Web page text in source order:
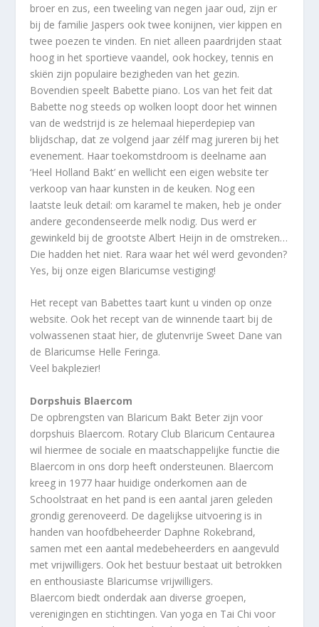
broer en zus, een tweeling van negen jaar oud, zijn er
bij de familie Jaspers ook twee konijnen, vier kippen en
twee poezen te vinden. En niet alleen paardrijden staat
hoog in het sportieve vaandel, ook hockey, tennis en
skiën zijn populaire bezigheden van het gezin.
Bovendien speelt Babette piano. Los van het feit dat
Babette nog steeds op wolken loopt door het winnen
van de wedstrijd is ze helemaal hieperdepiep van
blijdschap, dat ze volgend jaar zélf mag jureren bij het
evenement. Haar toekomstdroom is deelname aan
‘Heel Holland Bakt’ en wellicht een eigen website ter
verkoop van haar kunsten in de keuken. Nog een
laatste leuk detail: om karamel te maken, heb je onder
andere gecondenseerde melk nodig. Dus werd er
gewinkeld bij de grootste Albert Heijn in de omstreken…
Die hadden het niet. Rara waar het wél werd gevonden?
Yes, bij onze eigen Blaricumse vestiging!
Het recept van Babettes taart kunt u vinden op onze
website. Ook het recept van de winnende taart bij de
volwassenen staat hier, de glutenvrije Sweet Dane van
de Blaricumse Helle Feringa.
Veel bakplezier!
Dorpshuis Blaercom
De opbrengsten van Blaricum Bakt Beter zijn voor
dorpshuis Blaercom. Rotary Club Blaricum Centaurea
wil hiermee de sociale en maatschappelijke functie die
Blaercom in ons dorp heeft ondersteunen. Blaercom
kreeg in 1977 haar huidige onderkomen aan de
Schoolstraat en het pand is een aantal jaren geleden
grondig gerenoveerd. De dagelijkse uitvoering is in
handen van hoofdbeheerder Daphne Rokebrand,
samen met een aantal medebeheerders en aangevuld
met vrijwilligers. Ook het bestuur bestaat uit betrokken
en enthousiaste Blaricumse vrijwilligers.
Blaercom biedt onderdak aan diverse groepen,
verenigingen en stichtingen. Van yoga en Tai Chi voor